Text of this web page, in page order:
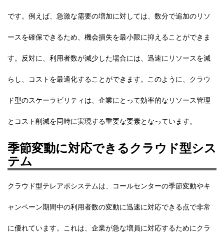
です。例えば、急激な需要の増加に対しては、数分で追加のリソ
ースを確保できるため、機会損失を最小限に抑えることができま
す。反対に、利用者数が減少した場合には、迅速にリソースを減
らし、コストを最適化することができます。このように、クラウ
ド型のスケーラビリティは、企業にとって効率的なリソース管理
とコスト削減を同時に実現する重要な要素となっています。
季節変動に対応できるクラウド型シス
テム
クラウド型テレアポシステムは、コールセンターの季節変動やキ
ャンペーン期間中の利用者数の変動に迅速に対応できる点で非常
に優れています。これは、企業が急な増員に対応するためにクラ